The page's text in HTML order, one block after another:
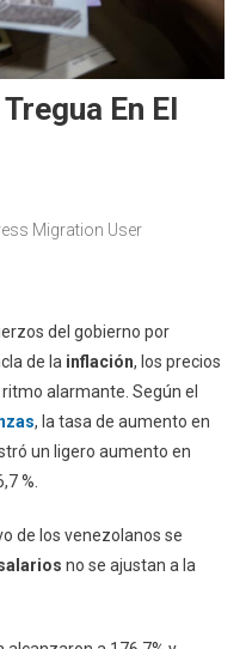
En El
Migration User
del gobierno por
de la inflación, los precios
alarmante. Según el
, la tasa de aumento en
un ligero aumento en
%.
de los venezolanos se
no se ajustan a la